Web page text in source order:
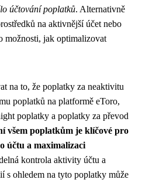
účtování poplatků. Alternativně
na aktivnější účet nebo
možnosti, jak optimalizovat
na to, že poplatky za neaktivitu
poplatků na platformě eToro,
poplatky a poplatky za převod
všem poplatkům je klíčové pro
účtu a maximalizaci
kontrola aktivity účtu a
s ohledem na tyto poplatky může